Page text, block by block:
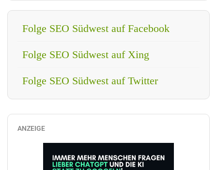
Folge SEO Südwest auf Facebook
Folge SEO Südwest auf Xing
Folge SEO Südwest auf Twitter
ANZEIGE